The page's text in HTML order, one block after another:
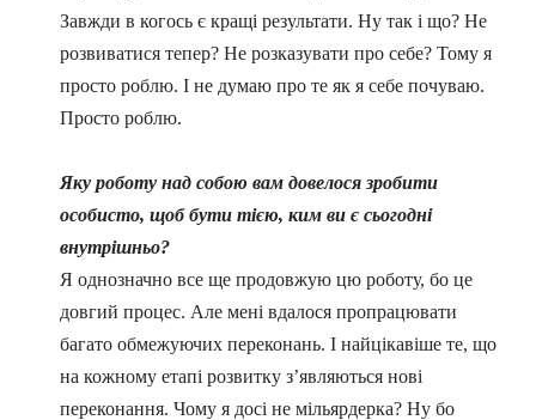
Завжди в когось є кращі результати. Ну так і що? Не
розвиватися тепер? Не розказувати про себе? Тому я
просто роблю. І не думаю про те як я себе почуваю.
Просто роблю.
Яку роботу над собою вам довелося зробити
особисто, щоб бути тією, ким ви є сьогодні
внутрішньо?
Я однозначно все ще продовжую цю роботу, бо це
довгий процес. Але мені вдалося пропрацювати
багато обмежуючих переконань. І найцікавіше те, що
на кожному етапі розвитку з’являються нові
переконання. Чому я досі не мільярдерка? Ну бо